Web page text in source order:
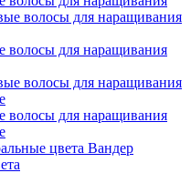
волосы для наращивания
волосы для наращивания
Вандер